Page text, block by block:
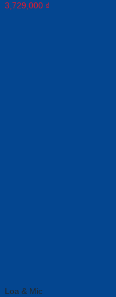
3,729,000 ₫
Loa & Mic